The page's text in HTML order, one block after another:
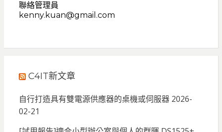
聯絡管理員
kenny.kuan@gmail.com
C4IT新文章
自行打造具有雙電源供應器的桌機或伺服器 2026-
02-21